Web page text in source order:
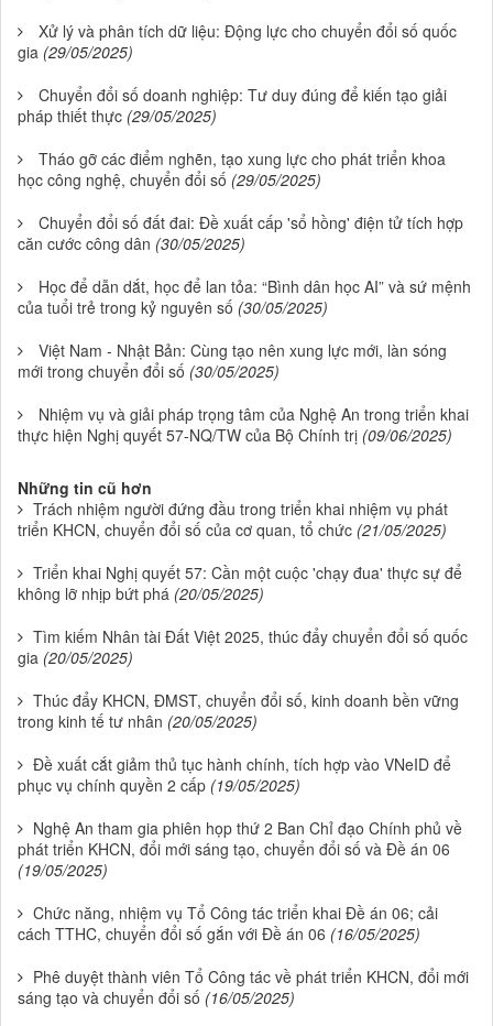
Xử lý và phân tích dữ liệu: Động lực cho chuyển đổi số quốc
gia (29/05/2025)
Chuyển đổi số doanh nghiệp: Tư duy đúng để kiến tạo giải
pháp thiết thực (29/05/2025)
Tháo gỡ các điểm nghẽn, tạo xung lực cho phát triển khoa
học công nghệ, chuyển đổi số (29/05/2025)
Chuyển đổi số đất đai: Đề xuất cấp 'sổ hồng' điện tử tích hợp
căn cước công dân (30/05/2025)
Học để dẫn dắt, học để lan tỏa: “Bình dân học AI” và sứ mệnh
của tuổi trẻ trong kỷ nguyên số (30/05/2025)
Việt Nam - Nhật Bản: Cùng tạo nên xung lực mới, làn sóng
mới trong chuyển đổi số (30/05/2025)
Nhiệm vụ và giải pháp trọng tâm của Nghệ An trong triển khai
thực hiện Nghị quyết 57-NQ/TW của Bộ Chính trị (09/06/2025)
Những tin cũ hơn
Trách nhiệm người đứng đầu trong triển khai nhiệm vụ phát
triển KHCN, chuyển đổi số của cơ quan, tổ chức (21/05/2025)
Triển khai Nghị quyết 57: Cần một cuộc 'chạy đua' thực sự để
không lỡ nhịp bứt phá (20/05/2025)
Tìm kiếm Nhân tài Đất Việt 2025, thúc đẩy chuyển đổi số quốc
gia (20/05/2025)
Thúc đẩy KHCN, ĐMST, chuyển đổi số, kinh doanh bền vững
trong kinh tế tư nhân (20/05/2025)
Đề xuất cắt giảm thủ tục hành chính, tích hợp vào VNeID để
phục vụ chính quyền 2 cấp (19/05/2025)
Nghệ An tham gia phiên họp thứ 2 Ban Chỉ đạo Chính phủ về
phát triển KHCN, đổi mới sáng tạo, chuyển đổi số và Đề án 06
(19/05/2025)
Chức năng, nhiệm vụ Tổ Công tác triển khai Đề án 06; cải
cách TTHC, chuyển đổi số gắn với Đề án 06 (16/05/2025)
Phê duyệt thành viên Tổ Công tác về phát triển KHCN, đổi mới
sáng tạo và chuyển đổi số (16/05/2025)